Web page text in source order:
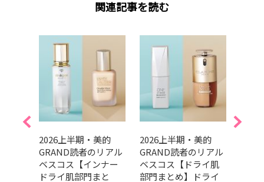
関連記事を読む
2026上半期・美的
GRAND読者のリアル
ベスコス【インナー
ドライ肌部門まと
2026上半期・美的
GRAND読者のリアル
ベスコス【ドライ肌
部門まとめ】ドライ